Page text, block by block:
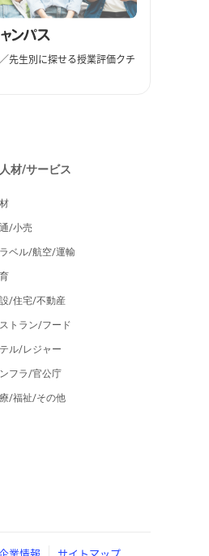
先生別に探せる授業評価クチ
人材/サービス
/小売
ラベル/航空/運輸
/住宅/不動産
トラン/フード
ル/レジャー
フラ/官公庁
/福祉/その他